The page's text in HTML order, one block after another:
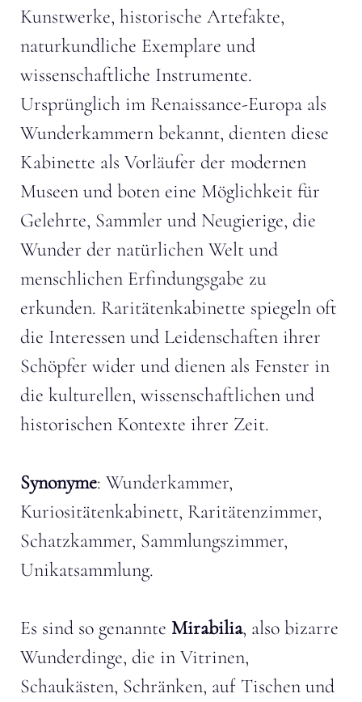
Kunstwerke, historische Artefakte,
naturkundliche Exemplare und
wissenschaftliche Instrumente.
Ursprünglich im Renaissance-Europa als
Wunderkammern bekannt, dienten diese
Kabinette als Vorläufer der modernen
Museen und boten eine Möglichkeit für
Gelehrte, Sammler und Neugierige, die
Wunder der natürlichen Welt und
menschlichen Erfindungsgabe zu
erkunden. Raritätenkabinette spiegeln oft
die Interessen und Leidenschaften ihrer
Schöpfer wider und dienen als Fenster in
die kulturellen, wissenschaftlichen und
historischen Kontexte ihrer Zeit.
Synonyme: Wunderkammer,
Kuriositätenkabinett, Raritätenzimmer,
Schatzkammer, Sammlungszimmer,
Unikatsammlung.
Es sind so genannte Mirabilia, also bizarre
Wunderdinge, die in Vitrinen,
Schaukästen, Schränken, auf Tischen und